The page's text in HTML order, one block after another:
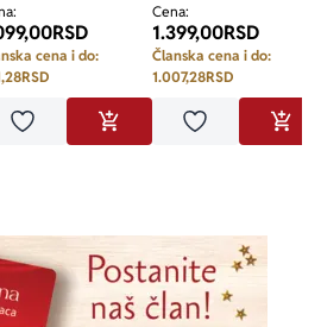
RSD
cena i do:
RSD
Dodaj u omiljeneDODAJ U KORPU
Cena:
1.399,00RSD
Članska cena i do:
1.007,28RSD
Dodaj u